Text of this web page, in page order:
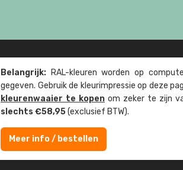
Belangrijk: RAL-kleuren worden op
gegeven. Gebruik de kleur­impressie op deze
kleuren­waaier te kopenom zeker te zijn
slechts €58,95(exclusief BTW).
Meer info / bestellen